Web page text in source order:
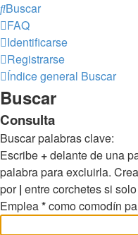
Buscar
FAQ
Identificarse
Registrarse
Índice general Buscar
Buscar
Consulta
Buscar palabras clave:
Escribe +delante de una
palabra para excluirla.
por| entre corchetes si
Emplea*como comodín